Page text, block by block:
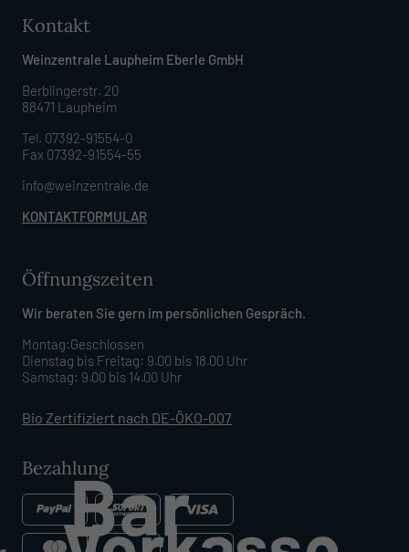
Kontakt
Weinzentrale Laupheim Eberle GmbH
Berblingerstr. 20
88471 Laupheim
Tel. 07392-91554-0
Fax 07392-91554-55
info@weinzentrale.de
KONTAKTFORMULAR
Öffnungszeiten
Wir beraten Sie gern im persönlichen Gespräch.
Montag:Geschlossen
Dienstag bis Freitag: 9.00 bis 18.00 Uhr
Samstag: 9.00 bis 14.00 Uhr
Bio Zertifiziert nach DE-ÖKO-007
Bezahlung